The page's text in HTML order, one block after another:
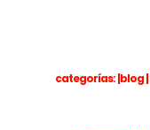
categorías: |blog|